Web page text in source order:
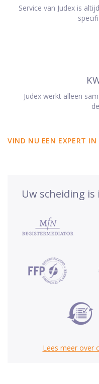
Service van Judex is
Judex werkt alleen
VIND NU EEN EXPERT IN
Uw scheiding
Lees meer over